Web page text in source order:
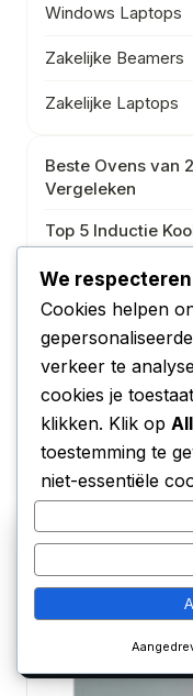
Windows Laptops
Zakelijke Beamers
Zakelijke Laptops
Beste Ovens van
Vergeleken
Top 5 Inductie
Beste Koelkasten
Beste
Beste Noise
Getest
We gebruiken
affiliate partners
laten meten. Lees
We
Cookies helpen
verkeer te
cookies je
klikken. Klik op
toestemming te
niet-essentiële